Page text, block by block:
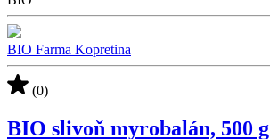
BIO Farma Kopretina
(0)
BIO slivoň myrobalán, 500 g